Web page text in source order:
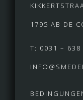
1795 AB DE
T: 0031 – 638